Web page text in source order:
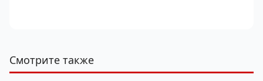
Смотрите также